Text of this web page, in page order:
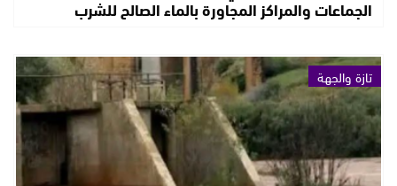
الجماعات والمراكز المجاورة بالماء الصالح للشرب
تازة والجهة